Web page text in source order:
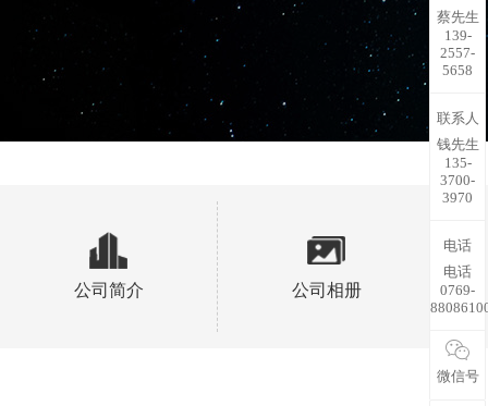
公司简介 公司相册
蔡先生
139-
2557-
5658
联系人
钱先生
135-
3700-
3970
电话
电话
0769-
微信号